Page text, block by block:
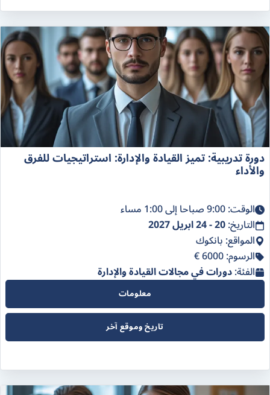
دورة تدريبية: تميز القيادة والإدارة: استراتيجيات للفرق
والأداء
الوقت: 9:00 صباحا إلى 1:00 مساء
التاريخ:20 - 24 ابريل 2027
المواقع: بانكوك
الرسوم: 6000 €
الفئة:دورات في مجالات القيادة والإدارة
معلومات
تاريخ وموقع آخر